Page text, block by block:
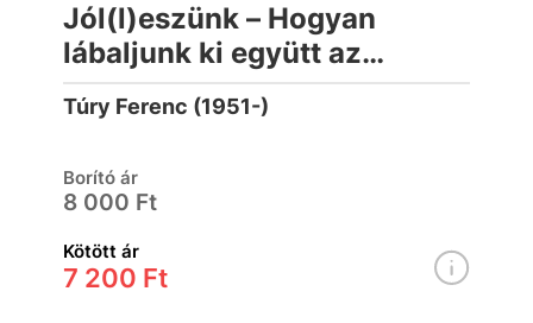
Jól(l)eszünk – Hogyan
lábaljunk ki együtt az
evészavarokból?
Túry Ferenc (1951-)
Borító ár
8 000 Ft
Kötött ár
7 200 Ft